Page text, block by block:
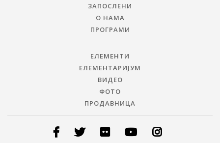
ЗАПОСЛЕНИ
О НАМА
ПРОГРАМИ
ЕЛЕМЕНТИ
ЕЛЕМЕНТАРИЈУМ
ВИДЕО
ФОТО
ПРОДАВНИЦА